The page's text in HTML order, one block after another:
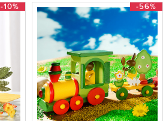
-10% -56%